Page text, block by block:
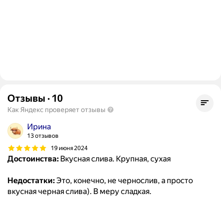
Отзывы · 10
Как Яндекс проверяет отзывы
Ирина
13 отзывов
19 июня 2024
Достоинства: Вкусная слива. Крупная, сухая
Недостатки:Это, конечно, не чернослив, а просто
вкусная черная слива). В меру сладкая.